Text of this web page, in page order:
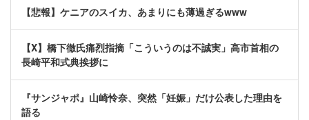
【悲報】ケニアのスイカ、あまりにも薄過ぎるwww
【X】橋下徹氏痛烈指摘「こういうのは不誠実」高市首相の
長崎平和式典挨拶に
『サンジャポ』山崎怜奈、突然「妊娠」だけ公表した理由を
語る